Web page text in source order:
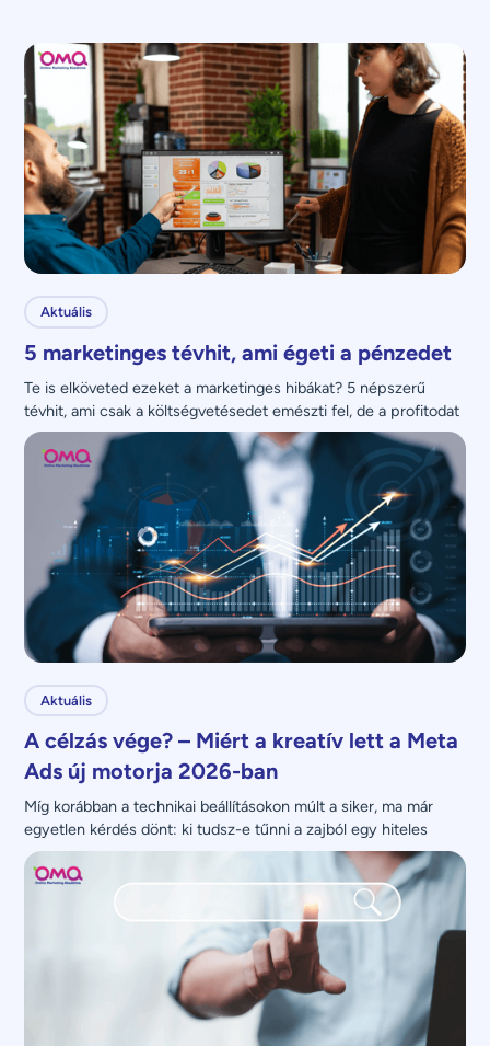
Aktuális
5 marketinges tévhit, ami égeti a pénzedet
Te is elköveted ezeket a marketinges hibákat? 5 népszerű
tévhit, ami csak a költségvetésedet emészti fel, de a profitodat
nem növeli.
Aktuális
A célzás vége? – Miért a kreatív lett a Meta
Ads új motorja 2026-ban
Míg korábban a technikai beállításokon múlt a siker, ma már
egyetlen kérdés dönt: ki tudsz-e tűnni a zajból egy hiteles
üzenettel?